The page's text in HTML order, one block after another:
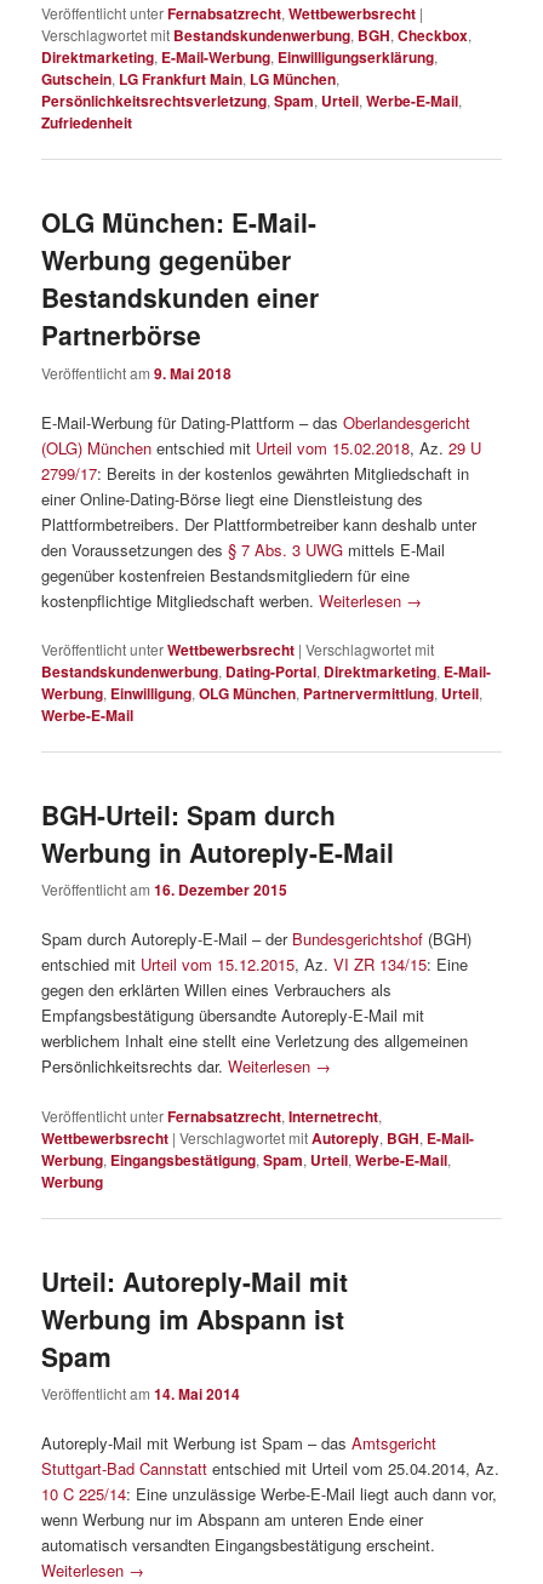
Veröffentlicht unterFernabsatzrecht,Wettbewerbsrecht |
Verschlagwortet mit Bestandskundenwerbung, BGH,Checkbox,
Direktmarketing, E-Mail-Werbung, Einwilligungserklärung,
Gutschein, LG Frankfurt Main, LG München,
Persönlichkeitsrechtsverletzung,Spam, Urteil,Werbe-E-Mail,
Zufriedenheit
OLG München: E-Mail-
Werbung gegenüber
Bestandskunden einer
Partnerbörse
Veröffentlicht am9. Mai 2018
E-Mail-Werbung für Dating-Plattform – dasOberlandesgericht
(OLG) München entschied mit Urteil vom 15.02.2018, Az.29 U
2799/17: Bereits in der kostenlos gewährten Mitgliedschaft in
einer Online-Dating-Börse liegt eine Dienstleistung des
Plattformbetreibers. Der Plattformbetreiber kann deshalb unter
den Voraussetzungen des§ 7 Abs. 3 UWG mittels E-Mail
gegenüber kostenfreien Bestandsmitgliedern für eine
kostenpflichtige Mitgliedschaft werben.Weiterlesen →
Veröffentlicht unterWettbewerbsrecht |Verschlagwortet mit
Bestandskundenwerbung, Dating-Portal, Direktmarketing, E-Mail-
Werbung, Einwilligung,OLG München, Partnervermittlung, Urteil,
Werbe-E-Mail
BGH-Urteil: Spam durch
Werbung in Autoreply-E-Mail
Veröffentlicht am16. Dezember 2015
Spam durch Autoreply-E-Mail – der Bundesgerichtshof (BGH)
entschied mit Urteil vom 15.12.2015, Az.VI ZR 134/15: Eine
gegen den erklärten Willen eines Verbrauchers als
Empfangsbestätigung übersandte Autoreply-E-Mail mit
werblichem Inhalt eine stellt eine Verletzung des allgemeinen
Persönlichkeitsrechts dar.Weiterlesen →
Veröffentlicht unterFernabsatzrecht,Internetrecht,
Wettbewerbsrecht |Verschlagwortet mitAutoreply, BGH, E-Mail-
Werbung, Eingangsbestätigung,Spam, Urteil,Werbe-E-Mail,
Werbung
Urteil: Autoreply-Mail mit
Werbung im Abspann ist
Spam
Veröffentlicht am14. Mai 2014
Autoreply-Mail mit Werbung ist Spam – dasAmtsgericht
Stuttgart-Bad Cannstatt entschied mit Urteil vom 25.04.2014, Az.
10 C 225/14: Eine unzulässige Werbe-E-Mail liegt auch dann vor,
wenn Werbung nur im Abspann am unteren Ende einer
automatisch versandten Eingangsbestätigung erscheint.
Weiterlesen →